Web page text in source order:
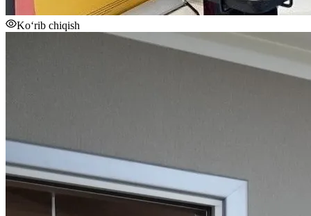
Ko‘rib chiqish